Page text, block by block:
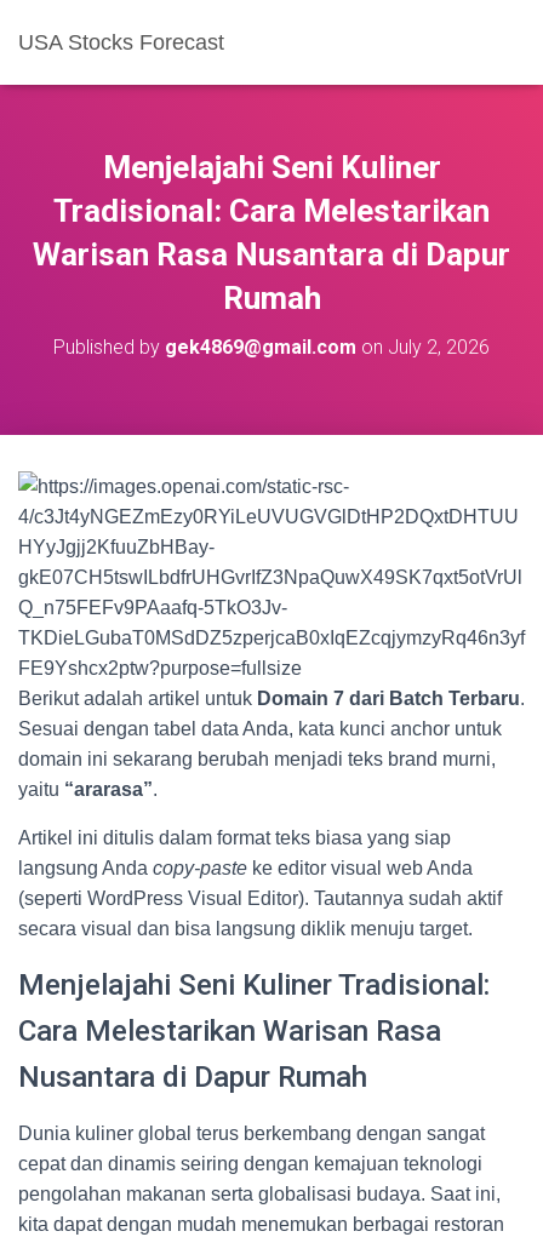
USA Stocks Forecast
Menjelajahi Seni Kuliner
Tradisional: Cara Melestarikan
Warisan Rasa Nusantara di Dapur
Rumah
Published by gek4869@gmail.com on July 2, 2026
Berikut adalah artikel untuk Domain 7 dari Batch Terbaru.
Sesuai dengan tabel data Anda, kata kunci anchor untuk
domain ini sekarang berubah menjadi teks brand murni,
yaitu “ararasa”.
Artikel ini ditulis dalam format teks biasa yang siap
langsung Anda copy-paste ke editor visual web Anda
(seperti WordPress Visual Editor). Tautannya sudah aktif
secara visual dan bisa langsung diklik menuju target.
Menjelajahi Seni Kuliner Tradisional:
Cara Melestarikan Warisan Rasa
Nusantara di Dapur Rumah
Dunia kuliner global terus berkembang dengan sangat
cepat dan dinamis seiring dengan kemajuan teknologi
pengolahan makanan serta globalisasi budaya. Saat ini,
kita dapat dengan mudah menemukan berbagai restoran